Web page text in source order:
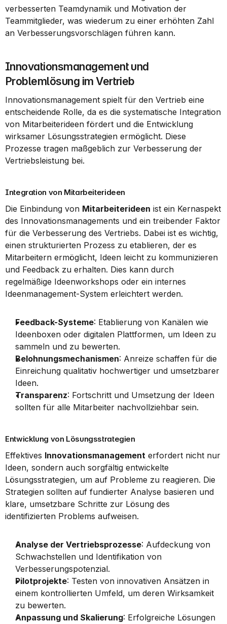
verbesserten Teamdynamik und Motivation der
Teammitglieder, was wiederum zu einer erhöhten Zahl
an Verbesserungsvorschlägen führen kann.
Innovationsmanagement und
Problemlösung im Vertrieb
Innovationsmanagement spielt für den Vertrieb eine
entscheidende Rolle, da es die systematische Integration
von Mitarbeiterideen fördert und die Entwicklung
wirksamer Lösungsstrategien ermöglicht. Diese
Prozesse tragen maßgeblich zur Verbesserung der
Vertriebsleistung bei.
Integration von Mitarbeiterideen
Die Einbindung von Mitarbeiterideen ist ein Kernaspekt
des Innovationsmanagements und ein treibender Faktor
für die Verbesserung des Vertriebs. Dabei ist es wichtig,
einen strukturierten Prozess zu etablieren, der es
Mitarbeitern ermöglicht, Ideen leicht zu kommunizieren
und Feedback zu erhalten. Dies kann durch
regelmäßige Ideenworkshops oder ein internes
Ideenmanagement-System erleichtert werden.
Feedback-Systeme: Etablierung von Kanälen wie
Ideenboxen oder digitalen Plattformen, um Ideen zu
sammeln und zu bewerten.
Belohnungsmechanismen: Anreize schaffen für die
Einreichung qualitativ hochwertiger und umsetzbarer
Ideen.
Transparenz: Fortschritt und Umsetzung der Ideen
sollten für alle Mitarbeiter nachvollziehbar sein.
Entwicklung von Lösungsstrategien
Effektives Innovationsmanagement erfordert nicht nur
Ideen, sondern auch sorgfältig entwickelte
Lösungsstrategien, um auf Probleme zu reagieren. Die
Strategien sollten auf fundierter Analyse basieren und
klare, umsetzbare Schritte zur Lösung des
identifizierten Problems aufweisen.
Analyse der Vertriebsprozesse: Aufdeckung von
Schwachstellen und Identifikation von
Verbesserungspotenzial.
Pilotprojekte: Testen von innovativen Ansätzen in
einem kontrollierten Umfeld, um deren Wirksamkeit
zu bewerten.
Anpassung und Skalierung: Erfolgreiche Lösungen